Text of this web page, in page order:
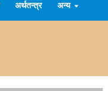
अर्थतन्त्र अन्य